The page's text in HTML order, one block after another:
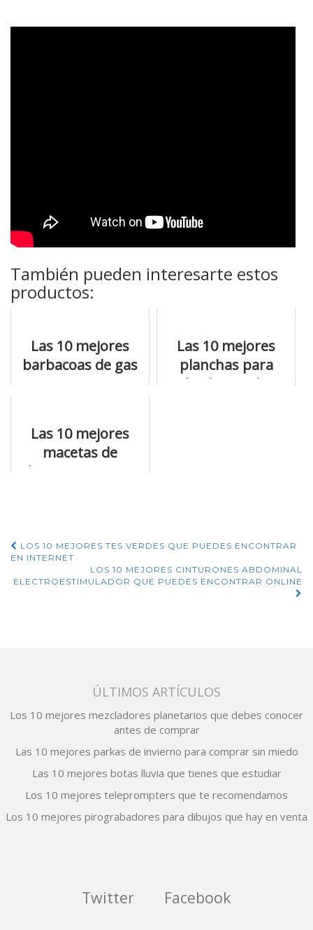
También pueden interesarte estos
productos:
Las 10 mejores
barbacoas de gas
Las 10 mejores
planchas para
barbacoa de
Las 10 mejores
macetas de
plastico que tienes
Navegación
de
LOS 10 MEJORES TES VERDES QUE PUEDES ENCONTRAR
EN INTERNET
LOS 10 MEJORES CINTURONES ABDOMINAL
ELECTROESTIMULADOR QUE PUEDES ENCONTRAR ONLINE
ÚLTIMOS ARTÍCULOS
Los 10 mejores mezcladores planetarios que debes conocer
antes de comprar
Las 10 mejores parkas de invierno para comprar sin miedo
Las 10 mejores botas lluvia que tienes que estudiar
Los 10 mejores teleprompters que te recomendamos
Los 10 mejores pirograbadores para dibujos que hay en venta
Twitter Facebook